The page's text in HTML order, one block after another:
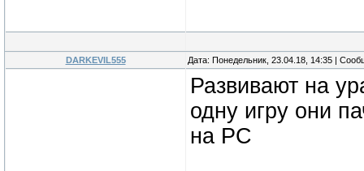
DARKEVIL555 Дата: Понедельник, 23.04.18, 14:35 |
Развивают на
одну игру они
на РС